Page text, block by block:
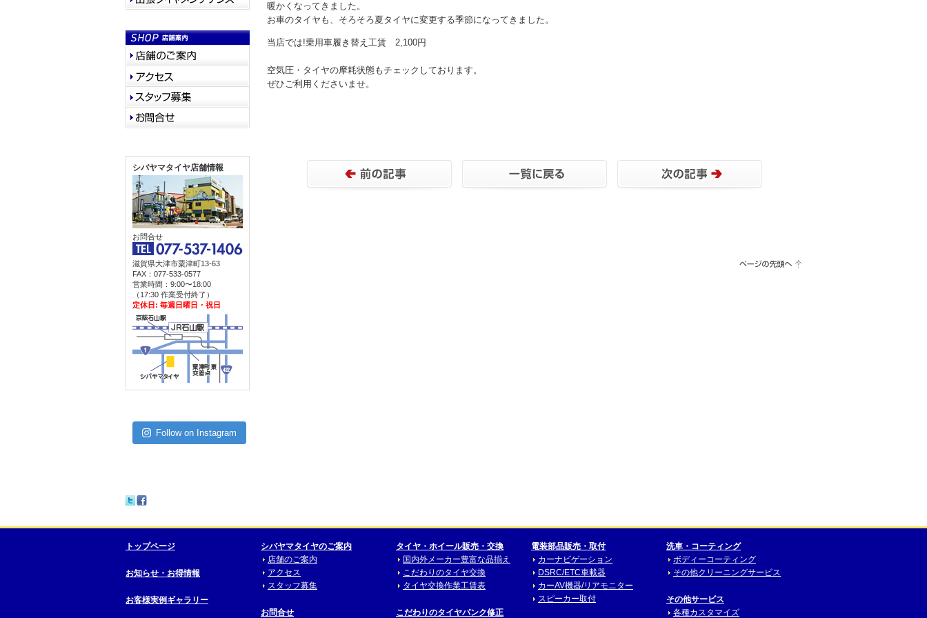
暖かくなってきました。
お車のタイヤも、そろそろ夏タイヤに変更する季節になってきました。
当店では!乗用車履き替え工賃 2,100円
空気圧・タイヤの摩耗状態もチェックしております。
ぜひご利用くださいませ。
シバヤマタイヤ店舗情報
お問合せ
滋賀県大津市粟津町13-63
FAX：077-533-0577
営業時間：9:00〜18:00
（17:30 作業受付終了）
定休日: 毎週日曜日・祝日
Follow on Instagram
トップページ
お知らせ・お得情報
お客様実例ギャラリー
シバヤマタイヤのご案内
店舗のご案内
アクセス
スタッフ募集
お問合せ
タイヤ・ホイール販売・交換
国内外メーカー豊富な品揃え
こだわりのタイヤ交換
タイヤ交換作業工賃表
こだわりのタイヤパンク修正
電装部品販売・取付
カーナビゲーション
DSRC/ETC車載器
カーAV機器/リアモニター
スピーカー取付
洗車・コーティング
ボディーコーティング
その他クリーニングサービス
その他サービス
各種カスタマイズ